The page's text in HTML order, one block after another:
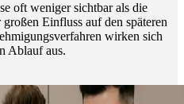
oft weniger sichtbar als die
Einfluss auf den späteren
wirken sich
Ablauf aus.